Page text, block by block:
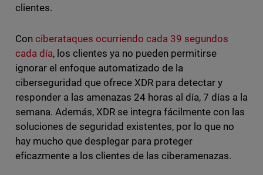
clientes.
Con ciberataques ocurriendo cada 39 segundos
cada día, los clientes ya no pueden permitirse
ignorar el enfoque automatizado de la
ciberseguridad que ofrece XDR para detectar y
responder a las amenazas 24 horas al día, 7 días a la
semana. Además, XDR se integra fácilmente con las
soluciones de seguridad existentes, por lo que no
hay mucho que desplegar para proteger
eficazmente a los clientes de las ciberamenazas.